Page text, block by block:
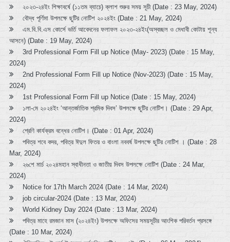
২০২৩-২৪ইং শিক্ষাবর্ষে (১১তম ব্যাচে) ক্লাশ শুরুর সময় সূচী (Date : 23 May, 2024)
বৌদ্ধ পূর্ণিমা উপলক্ষে ছুটির নোটিশ ২০২৪ইং (Date : 21 May, 2024)
এম.বি.বি.এস কোর্সে ভর্তি আবেদনের ফলাফল ২০২৩-২৪ইং(অস্বচ্ছল ও মেধাবী কোটায় শূন্য
আসনে) (Date : 19 May, 2024)
3rd Professional Form Fill up Notice (May- 2023) (Date : 15 May,
2024)
2nd Professional Form Fill up Notice (Nov-2023) (Date : 15 May,
2024)
1st Professional Form Fill up Notice (Date : 15 May, 2024)
১লা-মে ২০২৪ইং ‘আন্তর্জাতিক শ্রমিক দিবস’ উপলক্ষে ছুটির নোটিশ। (Date : 29 Apr,
2024)
শ্রেণি কার্যক্রম বন্ধের নোটিশ। (Date : 01 Apr, 2024)
পবিত্র শবে কদর, পবিত্র ঈদুল ফিতর ও বাংলা নববর্ষ উপলক্ষে ছুটির নোটিশ । (Date : 28
Mar, 2024)
২৬শে মার্চ ২০২৪মহান স্বাধীনতা ও জাতীয় দিবস উপলক্ষে নোটিশ (Date : 24 Mar,
2024)
Notice for 17th March 2024 (Date : 14 Mar, 2024)
job circular-2024 (Date : 13 Mar, 2024)
World Kidney Day 2024 (Date : 13 Mar, 2024)
পবিত্র মাহে রমজান মাস (২০২৪ইং) উপলক্ষে অফিসের সময়সূচীর আংশিক পরিবর্তন প্রসঙ্গে
(Date : 10 Mar, 2024)